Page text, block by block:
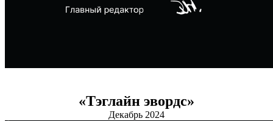
«Тэглайн эвордс»
Декабрь 2024